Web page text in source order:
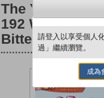
The Young
192 Why Is
Bitter
請登入以享受個人
過」繼續瀏覽。
成為